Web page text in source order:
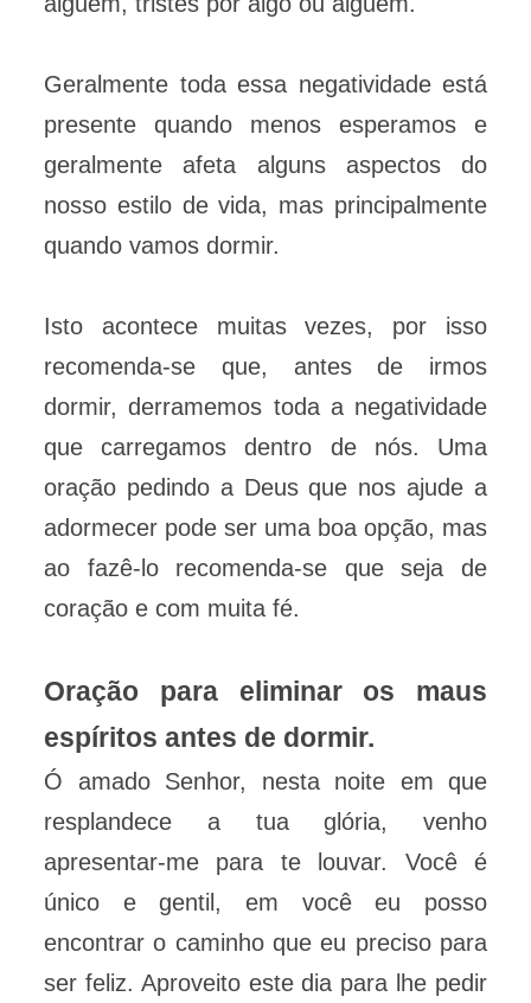
Geralmente toda essa negatividade está
presente quando menos esperamos e
geralmente afeta alguns aspectos do
nosso estilo de vida, mas principalmente
quando vamos dormir.
Isto acontece muitas vezes, por isso
recomenda-se que, antes de irmos
dormir, derramemos toda a negatividade
que carregamos dentro de nós. Uma
oração pedindo a Deus que nos ajude a
adormecer pode ser uma boa opção, mas
ao fazê-lo recomenda-se que seja de
coração e com muita fé.
Oração para eliminar os maus
espíritos antes de dormir.
Ó amado Senhor, nesta noite em que
resplandece a tua glória, venho
apresentar-me para te louvar. Você é
único e gentil, em você eu posso
encontrar o caminho que eu preciso para
ser feliz. Aproveito este dia para lhe pedir